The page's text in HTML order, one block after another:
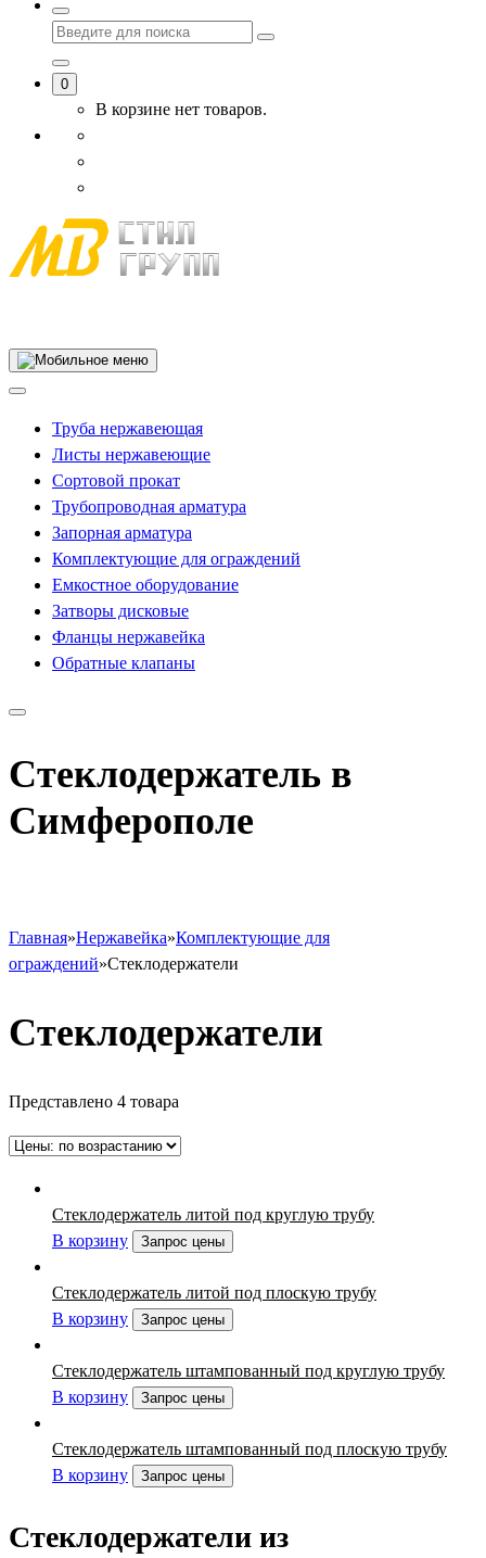
0
В корзине нет товаров.
Труба нержавеющая
Листы нержавеющие
Сортовой прокат
Трубопроводная арматура
Запорная арматура
Комплектующие для ограждений
Емкостное оборудование
Затворы дисковые
Фланцы нержавейка
Обратные клапаны
Стеклодержатель в
Симферополе
Главная»Нержавейка»Комплектующие для
ограждений»Стеклодержатели
Стеклодержатели
Представлено 4 товара
Стеклодержатель литой под круглую трубу
В корзину
Запрос цены
Стеклодержатель литой под плоскую трубу
В корзину
Запрос цены
Стеклодержатель штампованный под круглую трубу
В корзину
Запрос цены
Стеклодержатель штампованный под плоскую трубу
В корзину
Запрос цены
Стеклодержатели из